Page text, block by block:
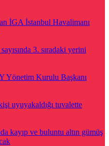
İGA İstanbul Havalimanı
3. sıradaki yerini
Yönetim Kurulu Başkanı
uyuyakaldığı tuvalette
kayıp ve buluntu altın gümüş